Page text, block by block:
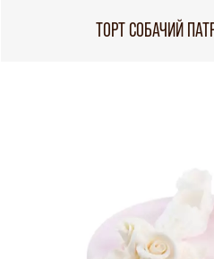
ТОРТ СОБАЧИЙ